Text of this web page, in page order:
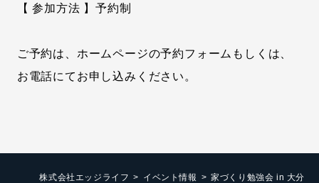
【 参加方法 】予約制
ご予約は、ホームページの予約フォームもしくは、
お電話にてお申し込みください。
株式会社エッジライフ イベント情報 家づくり勉強会 in 大分